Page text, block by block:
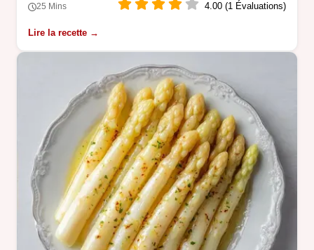
25 Mins 4.00 (1 Évaluations)
Lire la recette →